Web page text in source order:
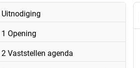
Uitnodiging
1 Opening
2 Vaststellen agenda